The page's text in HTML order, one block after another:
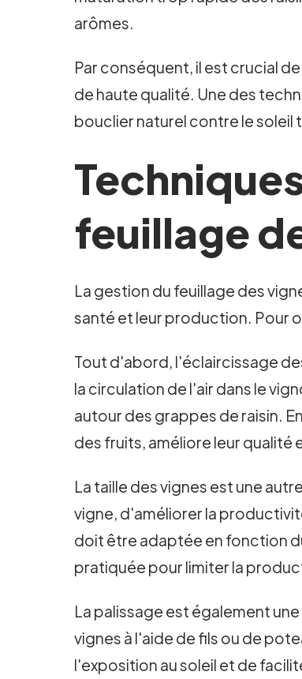
arômes.
Par conséquent, il est crucial
de haute qualité. Une des
bouclier naturel contre le soleil
feuillage
La gestion du feuillage des
santé et leur production. Pour
Tout d'abord, l'éclaircissage
la circulation de l'air dans le
autour des grappes de raisin.
des fruits, améliore leur qualité
La taille des vignes est une
vigne, d'améliorer la
doit être adaptée en fonction
pratiquée pour limiter la
La palissage est également
vignes à l'aide de fils ou de
l'exposition au soleil et de